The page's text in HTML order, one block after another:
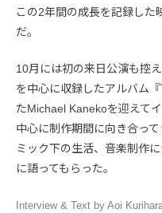
この2年間の成長を記録した
だ。
10月には初の来日公演も控
を中心に収録したアルバム
たMichael Kanekoを迎えて
中心に制作期間に向き合っ
ミック下の生活、音楽制作
に語ってもらった。
Interview & Text by Aoi